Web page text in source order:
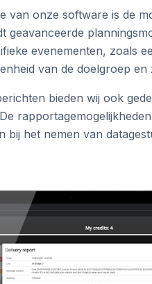
van onze software is de
geavanceerde
evenementen, zoals
van de doelgroep
bieden wij ook
bij het nemen van